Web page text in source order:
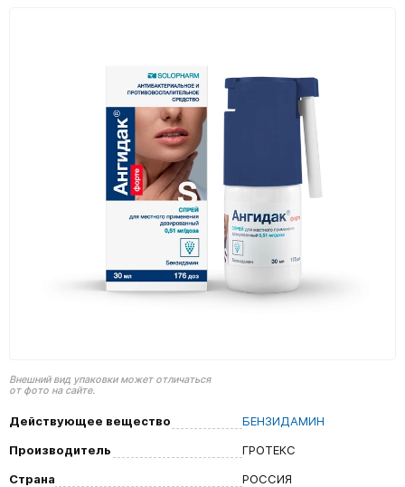
Внешний вид упаковки может отличаться
от фото на сайте.
Действующее вещество
БЕНЗИДАМИН
Производитель
ГРОТЕКС
Страна
РОССИЯ